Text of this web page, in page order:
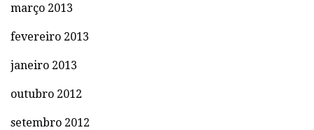
março 2013
fevereiro 2013
janeiro 2013
outubro 2012
setembro 2012